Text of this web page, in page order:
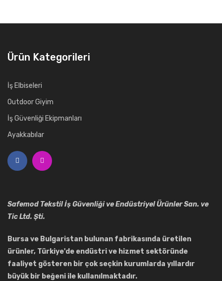
Ürün Kategorileri
İş Elbiseleri
Outdoor Giyim
İş Güvenliği Ekipmanları
Ayakkabılar
Safemod Tekstil İş Güvenliği ve Endüstriyel Ürünler San. ve
Tic Ltd. Şti.
Bursa ve Bulgaristan bulunan fabrikasında üretilen
ürünler, Türkiye'de endüstri ve hizmet sektöründe
faaliyet gösteren bir çok seçkin kurumlarda yıllardır
büyük bir beğeni ile kullanılmaktadır.